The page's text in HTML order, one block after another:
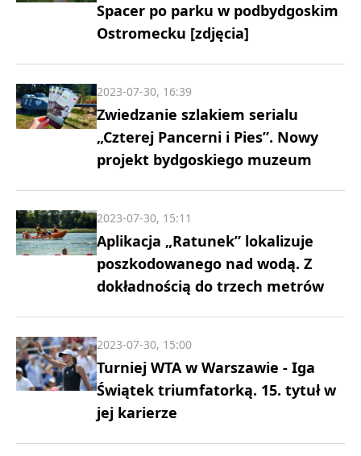
Spacer po parku w podbydgoskim
Ostromecku [zdjęcia]
Zwiedzanie szlakiem serialu
„Czterej Pancerni i Pies”. Nowy
projekt bydgoskiego muzeum
2023-07-30, 16:39
Aplikacja „Ratunek” lokalizuje
poszkodowanego nad wodą. Z
dokładnością do trzech metrów
2023-07-30, 15:11
Turniej WTA w Warszawie - Iga
Świątek triumfatorką. 15. tytuł w
jej karierze
2023-07-30, 15:00